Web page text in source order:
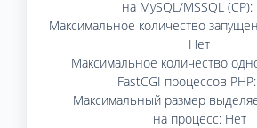
на MySQL/MSSQL
Максимальное количество
Нет
Максимальное количество
FastCGI процессов
Максимальный размер
на процесс: Нет